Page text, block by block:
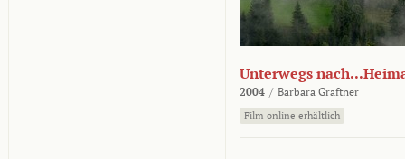
Unterwegs
2004 / Barbara Gräftner
Film online erhältlich